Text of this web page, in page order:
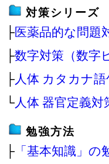
対策シリーズ
├医薬品的な問題
├数字対策（数字
├人体 カタカナ語
└人体 器官定義対
勉強方法
├ 「基本知識」の